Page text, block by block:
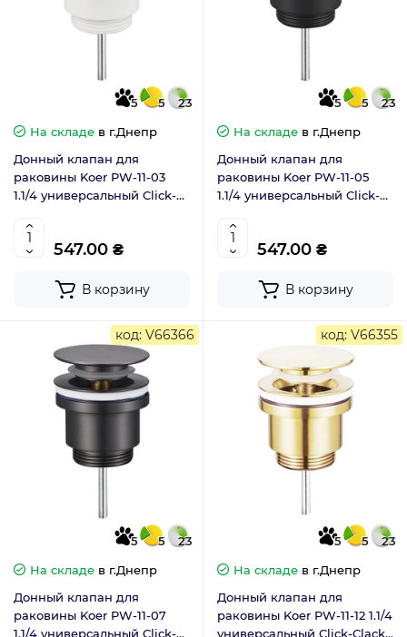
5 5
23
На складе в г.Днепр
Донный клапан для
раковины Koer PW-11-03
1.1/4 универсальный Click-
547.00 ₴
В корзину
5 5
23
На складе в г.Днепр
Донный клапан для
раковины Koer PW-11-05
1.1/4 универсальный Click-
547.00 ₴
В корзину
код: V66366
5 5
23
На складе в г.Днепр
Донный клапан для
раковины Koer PW-11-07
1.1/4 универсальный Click-
код: V66355
5 5
23
На складе в г.Днепр
Донный клапан для
раковины Koer PW-11-12 1.1/4
универсальный Click-Clack